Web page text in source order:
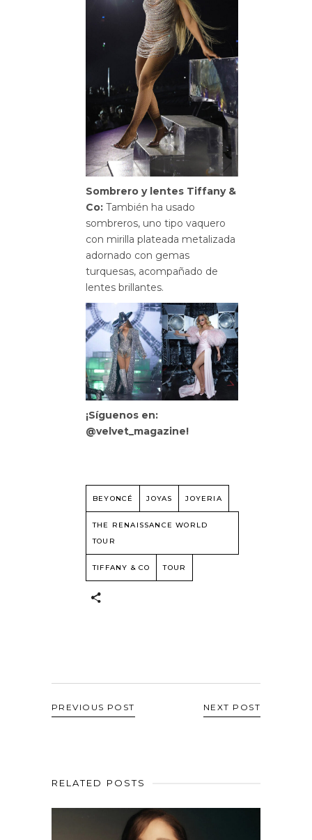
Sombrero y lentes Tiffany &
Co: También ha usado
sombreros, uno tipo vaquero
con mirilla plateada metalizada
adornado con gemas
turquesas, acompañado de
lentes brillantes.
¡Síguenos en:
@velvet_magazine!
BEYONCÉ JOYAS JOYERIA
THE RENAISSANCE WORLD
TOUR
TIFFANY & CO TOUR
PREVIOUS POST NEXT POST
RELATED POSTS